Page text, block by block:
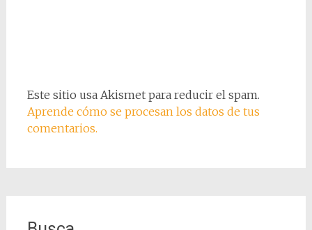
Este sitio usa Akismet para reducir el spam.
Aprende cómo se procesan los datos de tus
comentarios.